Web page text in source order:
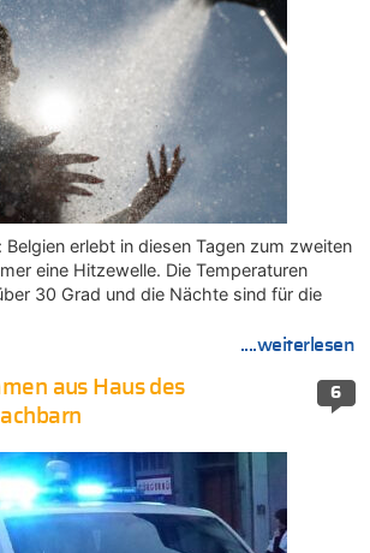
erlebt in diesen Tagen zum zweiten
eine Hitzewelle. Die Temperaturen
30 Grad und die Nächte sind für die
....weiterlesen
6
aus Haus des